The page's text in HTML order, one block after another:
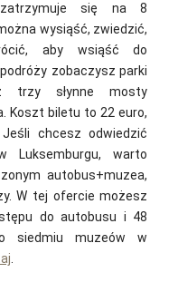
się na 8
wysiąść, zwiedzić,
aby wsiąść do
zobaczysz parki
trzy słynne mosty
Koszt biletu to 22 euro,
. Jeśli chcesz odwiedzić
Luksemburgu, warto
autobus+muzea,
W tej ofercie możesz
do autobusu i 48
siedmiu muzeów w